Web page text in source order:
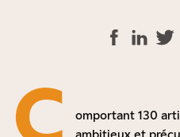
C
omportant 130